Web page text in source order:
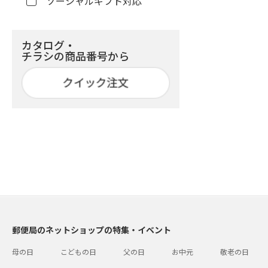
カタログ・
チラシの商品番号から
郵便局のネットショップの特集・イベント
母の日 こどもの日 父の日 お中元 敬老の日